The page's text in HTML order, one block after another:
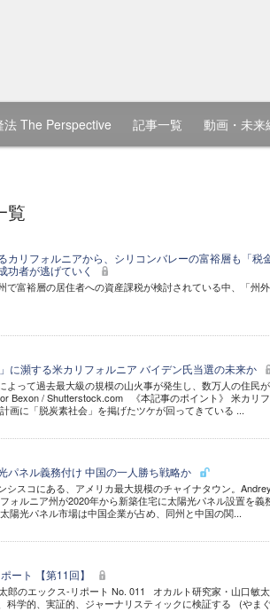
法 The Perspective 記事一覧 動画・未来
覧
カリフォルニアから、シリコンバレーの富裕層も「税
功者が逃げていく
で富裕層の居住者への資産課税が検討されている中、「州
に瀕する米カリフォルニア バイデン氏当選の未来か
よって過去最大級の規模の山火事が発生し、数万人の住民
Bexon / Shutterstock.com 《本記事のポイント》 米カリ
画に「脱炭素社会」を掲げたツケが回ってきている ...
パネル義務付け 中国の一人勝ち戦略か
シスコにある、アメリカ最大規模のチャイナタウン。
ォルニア州が2020年から新築住宅に太陽光パネル設置を義
陽光パネル市場は中国企業が占め、同州と中国の関...
ート 【第11回】
郎のエックス-リポート No. 011 オカルト研究家・山口敏
科学的、実証的、ジャーナリスティックに検証する (やま